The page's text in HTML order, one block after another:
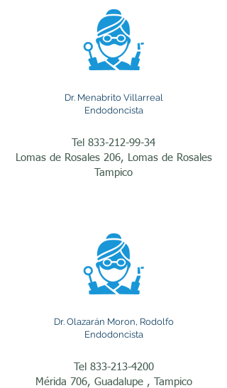
infección que ocasiona
dolor, sensibilidad y, en
algunos casos, la
formación de abscesos. Un
tratamiento oportuno evita
que la infección continúe
avanzando hacia el hueso
y los tejidos vecinos.
Los traumatismos dentales
también son motivo
frecuente de atención por
endodoncistas. Golpes
deportivas, accidentes
Dr. Menabrito Villarreal
Endodoncista
Tel 833-212-99-34
Lomas de Rosales 206, Lomas de Rosales
Tampico
Dr. Olazarán Moron, Rodolfo
Endodoncista
Tel 833-213-4200
Mérida 706, Guadalupe , Tampico